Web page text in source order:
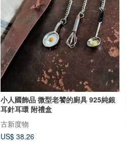
小人國飾品 微型老饕的廚具 925純銀
耳針耳環 附禮盒
古新度物
US$ 38.26